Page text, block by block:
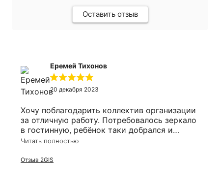
Оставить отзыв
Еремей Тихонов
20 декабря 2023
Хочу поблагодарить коллектив организации
за отличную работу. Потребовалось зеркало
в гостинную, ребёнок таки добрался и
разбил его. Решил заказать заодно и в
замеряли, соорентировали по времени. Цена
Читать полностью
Отзыв 2GIS